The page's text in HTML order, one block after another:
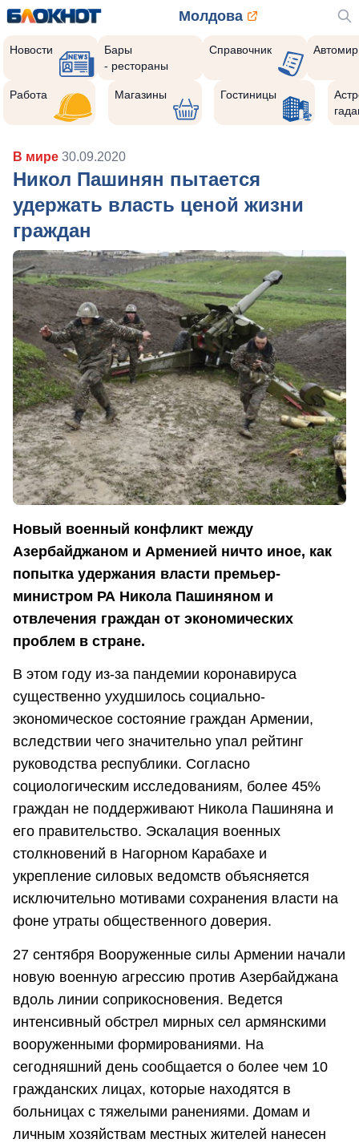
Молдова
Новости
Бары
- рестораны
Справочник Автомир
Работа Магазины Гостиницы
В мире 30.09.2020
Никол Пашинян пытается
удержать власть ценой жизни
граждан
Новый военный конфликт между
Азербайджаном и Арменией ничто иное, как
попытка удержания власти премьер-
министром РА Никола Пашиняном и
отвлечения граждан от экономических
проблем в стране.
В этом году из-за пандемии коронавируса
существенно ухудшилось социально-
экономическое состояние граждан Армении,
вследствии чего значительно упал рейтинг
руководства республики. Согласно
социологическим исследованиям, более 45%
граждан не поддерживают Никола Пашиняна и
его правительство. Эскалация военных
столкновений в Нагорном Карабахе и
укрепление силовых ведомств объясняется
исключительно мотивами сохранения власти на
фоне утраты общественного доверия.
27 сентября Вооруженные силы Армении начали
новую военную агрессию против Азербайджана
вдоль линии соприкосновения. Ведется
интенсивный обстрел мирных сел армянскими
вооруженными формированиями. На
сегодняшний день сообщается о более чем 10
гражданских лицах, которые находятся в
больницах с тяжелыми ранениями. Домам и
личным хозяйствам местных жителей нанесен